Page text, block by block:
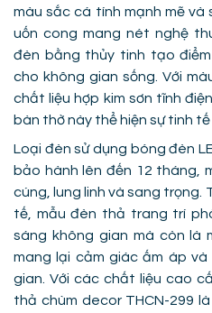
màu sắc cá tính mạnh mẽ
uốn cong mang nét nghệ
đèn bằng thủy tinh tạo
cho không gian sống. Với
chất liệu hợp kim sơn tĩnh
bàn thờ này thể hiện sự tinh tế
Loại đèn sử dụng bóng đèn
bảo hành lên đến 12 tháng,
cúng, lung linh và sang trọng.
tế, mẫu đèn thả trang trí
sáng không gian mà còn là
mang lại cảm giác ấm áp
gian. Với các chất liệu cao
thả chùm decor THCN-299